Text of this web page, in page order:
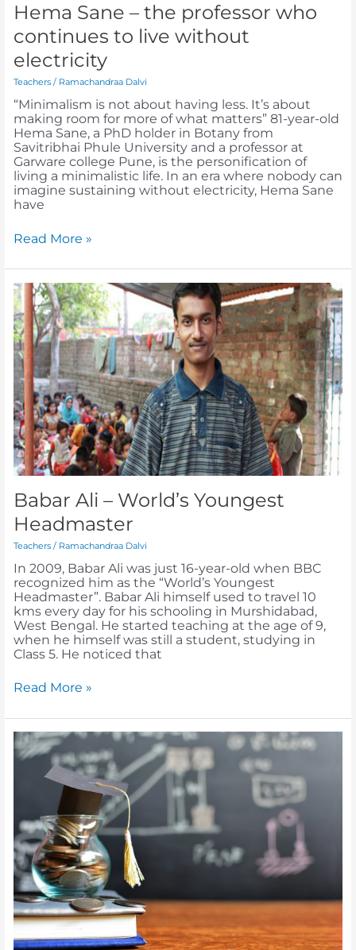
Hema Sane – the professor who
continues to live without
electricity
Teachers/ Ramachandraa Dalvi
“Minimalism is not about having less. It’s about
making room for more of what matters” 81-year-old
Hema Sane, a PhD holder in Botany from
Savitribhai Phule University and a professor at
Garware college Pune, is the personification of
living a minimalistic life. In an era where nobody can
imagine sustaining without electricity, Hema Sane
have
Read More »
Babar Ali – World’s Youngest
Headmaster
Teachers/ Ramachandraa Dalvi
In 2009, Babar Ali was just 16-year-old when BBC
recognized him as the “World’s Youngest
Headmaster”. Babar Ali himself used to travel 10
kms every day for his schooling in Murshidabad,
West Bengal. He started teaching at the age of 9,
when he himself was still a student, studying in
Class 5. He noticed that
Babar
Ali
–
World’s
Youngest
Headmaster
Read More »
3
Investment
Students